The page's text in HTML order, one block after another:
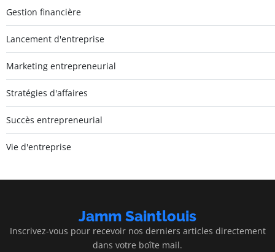
Gestion financière
Lancement d'entreprise
Marketing entrepreneurial
Stratégies d'affaires
Succès entrepreneurial
Vie d'entreprise
Jamm Saintlouis
Inscrivez-vous pour recevoir nos derniers articles directement
dans votre boîte mail.